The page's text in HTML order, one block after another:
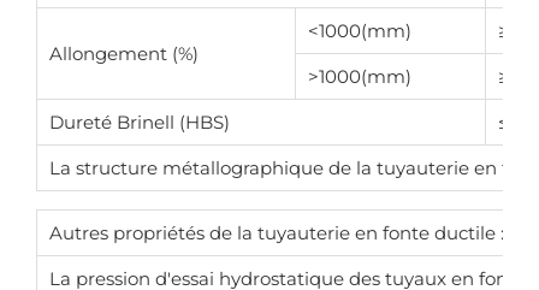
Allongement (%)
<1000(mm)
≥10
>1000(mm)
≥7
Dureté Brinell (HBS)
La structure métallographique de la tuyauterie en
Autres propriétés de la tuyauterie en fonte ductile :
La pression d'essai hydrostatique des tuyaux en